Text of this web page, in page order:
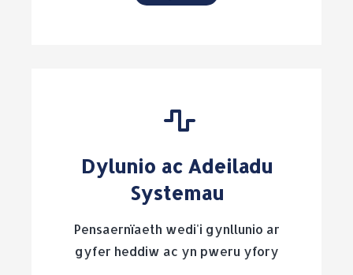
Dylunio ac Adeiladu
Systemau
Pensaernïaeth wedi'i gynllunio ar
gyfer heddiw ac yn pweru yfory